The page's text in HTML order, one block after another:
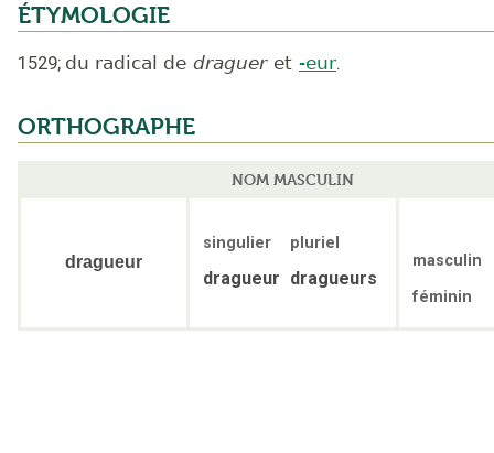
ÉTYMOLOGIE
1529; du radical de draguer et -eur.
ORTHOGRAPHE
NOM MASCULIN
dragueur
singulier pluriel
dragueur dragueurs
masculin
féminin